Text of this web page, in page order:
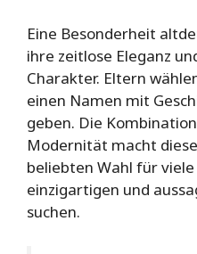
Eine Besonderheit
ihre zeitlose Eleganz
Charakter. Eltern
einen Namen mit
geben. Die
Modernität macht
beliebten Wahl für
einzigartigen und
suchen.